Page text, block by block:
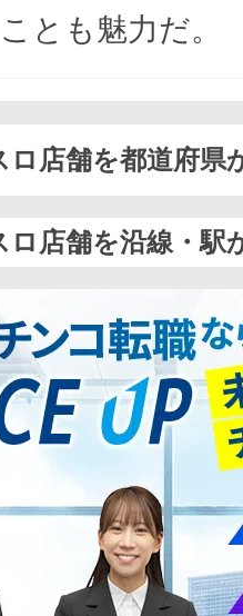
ことも魅力だ。
店舗を都道府県
店舗を沿線・駅